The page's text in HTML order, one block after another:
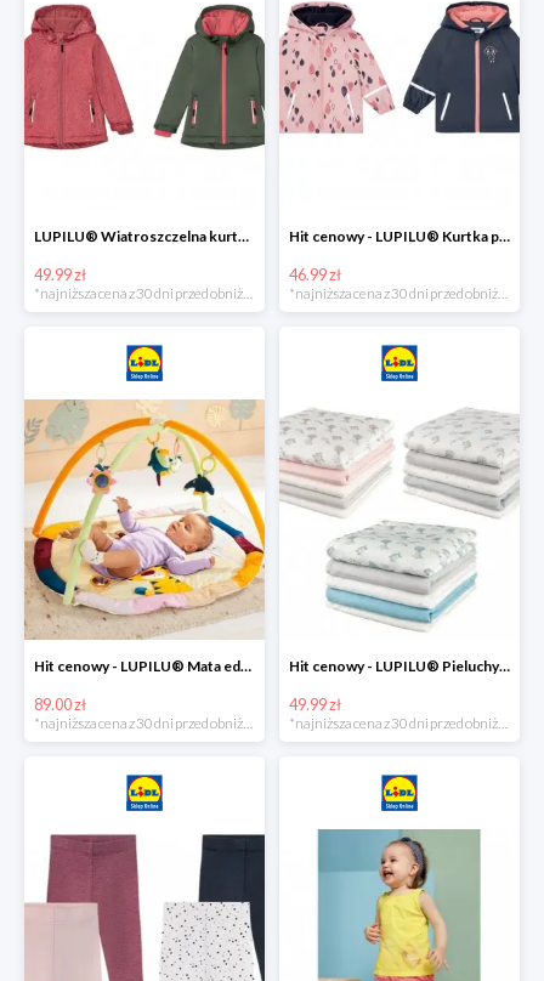
LUPILU® Wiatroszczelna kurtka dziecięca softshell, 1 sztuka
49.99 zł
Hit cenowy - LUPILU® Kurtka przeciwdeszczowa dziewczęca, 1 sztuka
46.99 zł
Hit cenowy - LUPILU® Mata edukacyjna dla niemowląt, 1 sztuka
89.00 zł
*najniższa cena z 30 dni przed obniżką
Hit cenowy - LUPILU® Pieluchy tetrowe 80x80 cm, z biobawełny, 5 sztuk
49.99 zł
*najniższa cena z 30 dni przed obniżką